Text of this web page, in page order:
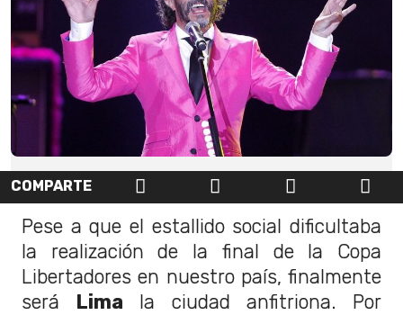
COMPARTE
Pese a que el estallido social dificultaba
la realización de la final de la Copa
Libertadores en nuestro país, finalmente
será Lima la ciudad anfitriona. Por